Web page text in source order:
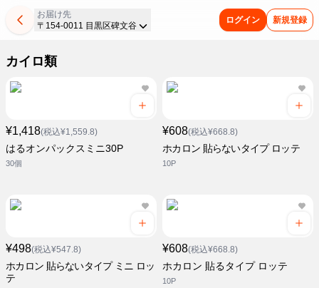
お届け先
〒154-0011 目黒区碑文谷
ログイン 新規登録
カイロ類
¥1,418(税込¥1,559.8)
はるオンパックスミニ30P
30個
¥608(税込¥668.8)
ホカロン 貼らないタイプ ロッテ
10P
¥498(税込¥547.8)
ホカロン 貼らないタイプ ミニ ロッ
テ
¥608(税込¥668.8)
ホカロン 貼るタイプ ロッテ
10P